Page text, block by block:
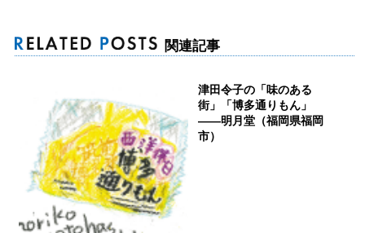
関連記事
津田令子の「味のある
街」「博多通りもん」
――明月堂（福岡県福岡
市）